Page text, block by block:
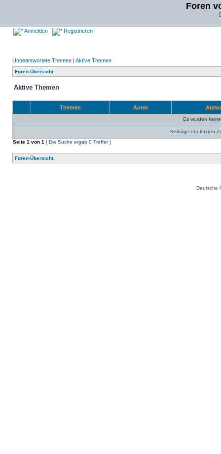
Foren
Anmelden Registrieren
Unbeantwortete Themen | Aktive Themen
Foren-Übersicht
Aktive Themen
Themen Autor
Es wurden
Beiträge der letzten
Seite 1 von 1 [ Die Suche ergab 0 Treffer ]
Foren-Übersicht
Deutsche